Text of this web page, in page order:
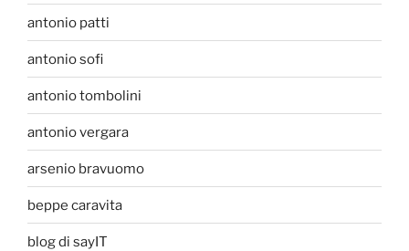
antonio patti
antonio sofi
antonio tombolini
antonio vergara
arsenio bravuomo
beppe caravita
blog di sayIT